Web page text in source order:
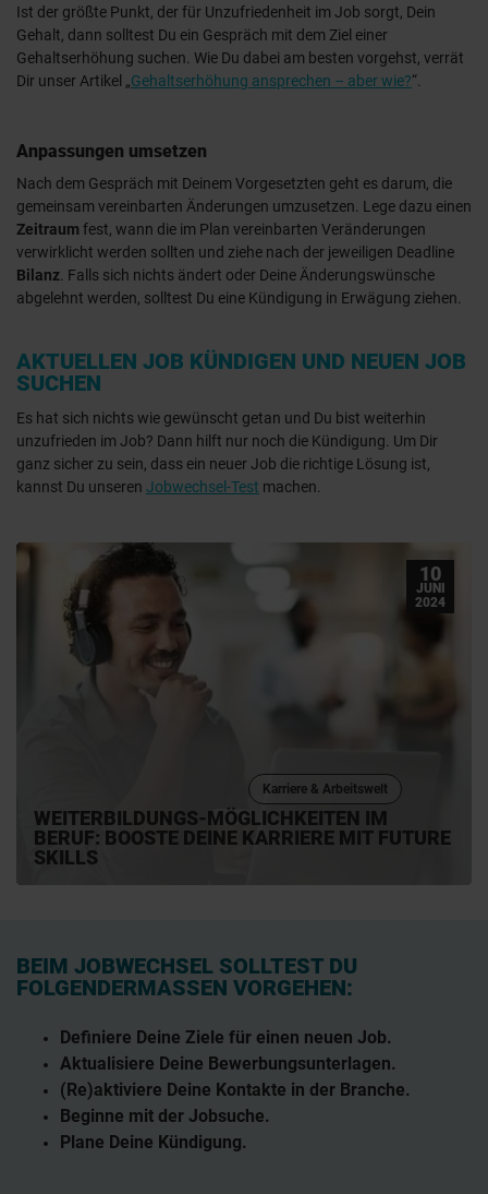
Ist der größte Punkt, der für Unzufriedenheit im Job sorgt, Dein
Gehalt, dann solltest Du ein Gespräch mit dem Ziel einer
Gehaltserhöhung suchen. Wie Du dabei am besten vorgehst, verrät
Dir unser Artikel „Gehaltserhöhung ansprechen – aber wie?“.
Anpassungen umsetzen
Nach dem Gespräch mit Deinem Vorgesetzten geht es darum, die
gemeinsam vereinbarten Änderungen umzusetzen. Lege dazu einen
Zeitraum fest, wann die im Plan vereinbarten Veränderungen
verwirklicht werden sollten und ziehe nach der jeweiligen Deadline
Bilanz. Falls sich nichts ändert oder Deine Änderungswünsche
abgelehnt werden, solltest Du eine Kündigung in Erwägung ziehen.
AKTUELLEN JOB KÜNDIGEN UND NEUEN JOB
SUCHEN
Es hat sich nichts wie gewünscht getan und Du bist weiterhin
unzufrieden im Job? Dann hilft nur noch die Kündigung. Um Dir
ganz sicher zu sein, dass ein neuer Job die richtige Lösung ist,
kannst Du unseren Jobwechsel-Test machen.
Karriere & Arbeitswelt
WEITERBILDUNGS-MÖGLICHKEITEN IM
BERUF: BOOSTE DEINE KARRIERE MIT FUTURE
SKILLS
10
JUNI
2024
BEIM JOBWECHSEL SOLLTEST DU
FOLGENDERMASSEN VORGEHEN:
Definiere Deine Ziele für einen neuen Job.
Aktualisiere Deine Bewerbungsunterlagen.
(Re)aktiviere Deine Kontakte in der Branche.
Beginne mit der Jobsuche.
Plane Deine Kündigung.